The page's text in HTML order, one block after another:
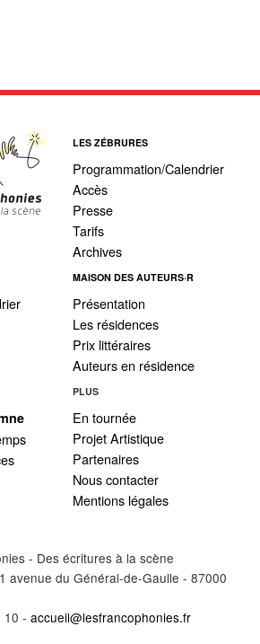
LES ZÉBRURES
Programmation/Calendrier
Accès
Presse
Tarifs
Archives
MAISON DES AUTEURS·R
Présentation
Les résidences
Prix littéraires
Auteurs en résidence
PLUS
En tournée
Projet Artistique
Partenaires
Nous contacter
Mentions légales
- Des écritures à la scène
avenue du Général-de-Gaulle - 87000
10 - accueil@lesfrancophonies.fr